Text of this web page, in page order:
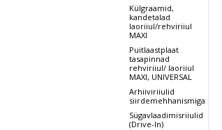
Külgraamid,
kandetalad
laoriiul/rehviriiul
MAXI
Puitlaastplaat
tasapinnad
rehviriiul/ laoriiul
MAXI, UNIVERSAL
Arhiiviriiulid
siirdemehhanismiga
Sügavlaadimisriiulid
(Drive-In)